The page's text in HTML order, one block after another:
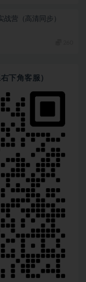
战营（高清同步）
下角客服）